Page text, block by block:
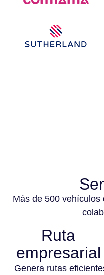
Más de 500
Ruta
empresarial
Genera rutas